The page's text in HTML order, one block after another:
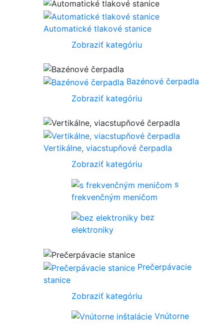
Automatické tlakové stanice
Zobraziť kategóriu
Bazénové čerpadla
Zobraziť kategóriu
Vertikálne, viacstupňové čerpadla
Zobraziť kategóriu
s
frekvenčným meničom
bez
elektroniky
Prečerpávacie
stanice
Zobraziť kategóriu
Vnútorne